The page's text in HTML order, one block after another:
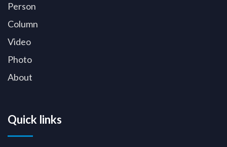
Person
Column
Video
Photo
About
Quick links